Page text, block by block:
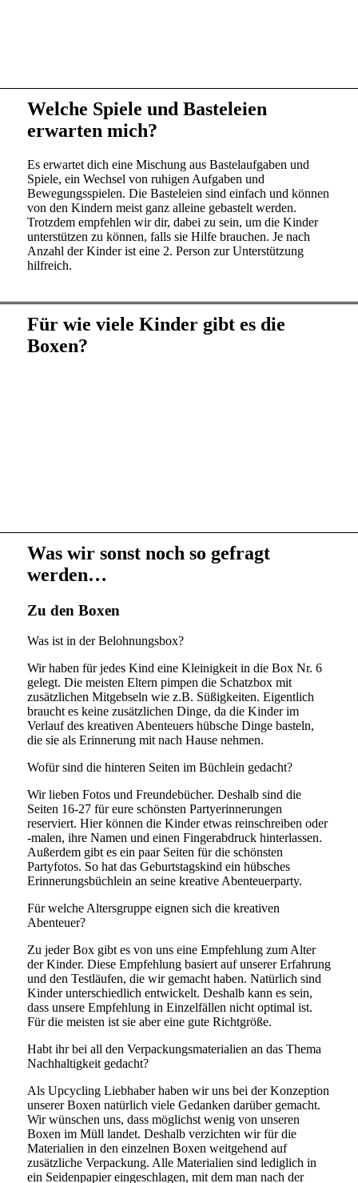
Welche Spiele und Basteleien
erwarten mich?
Es erwartet dich eine Mischung aus Bastelaufgaben und
Spiele, ein Wechsel von ruhigen Aufgaben und
Bewegungsspielen. Die Basteleien sind einfach und können
von den Kindern meist ganz alleine gebastelt werden.
Trotzdem empfehlen wir dir, dabei zu sein, um die Kinder
unterstützen zu können, falls sie Hilfe brauchen. Je nach
Anzahl der Kinder ist eine 2. Person zur Unterstützung
hilfreich.
Für wie viele Kinder gibt es die
Boxen?
Was wir sonst noch so gefragt
werden…
Zu den Boxen
Was ist in der Belohnungsbox?
Wir haben für jedes Kind eine Kleinigkeit in die Box Nr. 6
gelegt. Die meisten Eltern pimpen die Schatzbox mit
zusätzlichen Mitgebseln wie z.B. Süßigkeiten. Eigentlich
braucht es keine zusätzlichen Dinge, da die Kinder im
Verlauf des kreativen Abenteuers hübsche Dinge basteln,
die sie als Erinnerung mit nach Hause nehmen.
Wofür sind die hinteren Seiten im Büchlein gedacht?
Wir lieben Fotos und Freundebücher. Deshalb sind die
Seiten 16-27 für eure schönsten Partyerinnerungen
reserviert. Hier können die Kinder etwas reinschreiben oder
-malen, ihre Namen und einen Fingerabdruck hinterlassen.
Außerdem gibt es ein paar Seiten für die schönsten
Partyfotos. So hat das Geburtstagskind ein hübsches
Erinnerungsbüchlein an seine kreative Abenteuerparty.
Für welche Altersgruppe eignen sich die kreativen
Abenteuer?
Zu jeder Box gibt es von uns eine Empfehlung zum Alter
der Kinder. Diese Empfehlung basiert auf unserer Erfahrung
und den Testläufen, die wir gemacht haben. Natürlich sind
Kinder unterschiedlich entwickelt. Deshalb kann es sein,
dass unsere Empfehlung in Einzelfällen nicht optimal ist.
Für die meisten ist sie aber eine gute Richtgröße.
Habt ihr bei all den Verpackungsmaterialien an das Thema
Nachhaltigkeit gedacht?
Als Upcycling Liebhaber haben wir uns bei der Konzeption
unserer Boxen natürlich viele Gedanken darüber gemacht.
Wir wünschen uns, dass möglichst wenig von unseren
Boxen im Müll landet. Deshalb verzichten wir für die
Materialien in den einzelnen Boxen weitgehend auf
zusätzliche Verpackung. Alle Materialien sind lediglich in
ein Seidenpapier eingeschlagen, mit dem man nach der